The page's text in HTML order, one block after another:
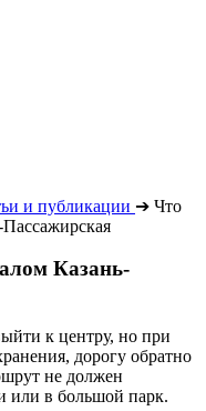
и публикации ➔ Что
Казань-
к центру, но при
дорогу обратно
не должен
или в большой парк.